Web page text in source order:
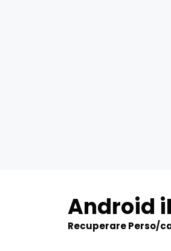
Android
Recuperare Perso/